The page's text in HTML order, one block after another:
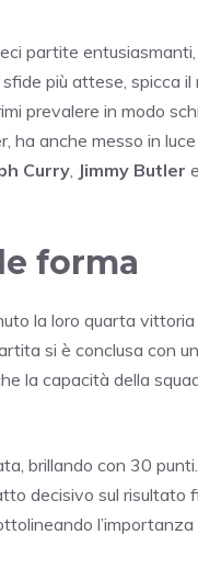
partite
più attese, spicca il
prevalere in modo
ha anche messo in
Curry Jimmy Butler e
forma
la loro quarta vittoria
si è conclusa con
la capacità della
brillando con 30 punti.
decisivo sul risultato